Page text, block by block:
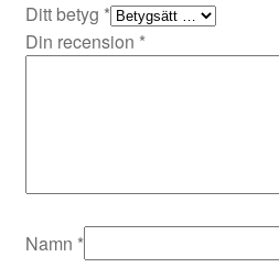
Ditt betyg *
Din recension *
Namn *